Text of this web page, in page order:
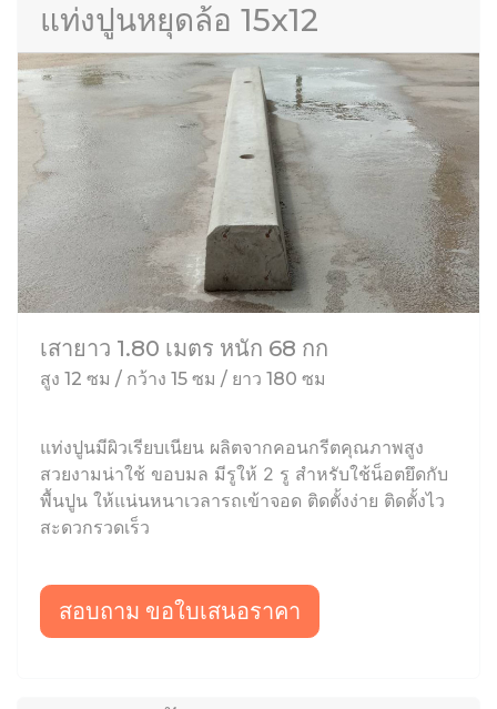
แท่งปูนหยุดล้อ 15x12
เสายาว 1.80 เมตร หนัก 68 กก
สูง 12 ซม / กว้าง 15 ซม / ยาว 180 ซม
แท่งปูนมีผิวเรียบเนียน ผลิตจากคอนกรีตคุณภาพสูง
สวยงามน่าใช้ ขอบมล มีรูให้ 2 รู สำหรับใช้น็อตยึดกับ
พื้นปูน ให้แน่นหนาเวลารถเข้าจอด ติดตั้งง่าย ติดตั้งไว
สะดวกรวดเร็ว
สอบถาม ขอใบเสนอราคา